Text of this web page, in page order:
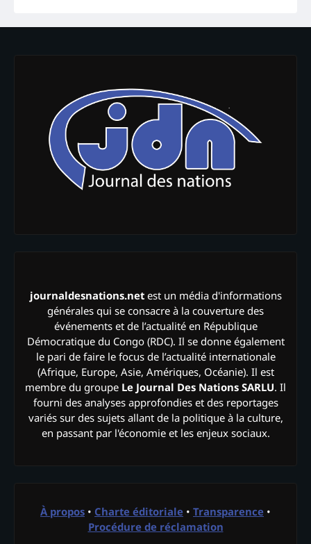
journaldesnations.netest un média d'informations
générales qui se consacre à la couverture des
événements et de l’actualité en République
Démocratique du Congo (RDC). Il se donne également
le pari de faire le focus de l’actualité internationale
(Afrique, Europe, Asie, Amériques, Océanie). Il est
membre du groupe Le Journal Des Nations SARLU. Il
fourni des analyses approfondies et des reportages
variés sur des sujets allant de la politique à la culture,
en passant par l'économie et les enjeux sociaux.
À propos • Charte éditoriale • Transparence •
Procédure de réclamation